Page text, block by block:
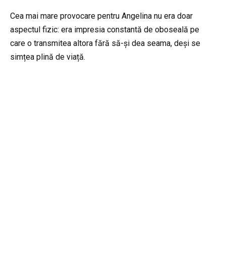
Cea mai mare provocare pentru Angelina nu era doar
aspectul fizic: era impresia constantă de oboseală pe
care o transmitea altora fără să-și dea seama, deși se
simțea plină de viață.